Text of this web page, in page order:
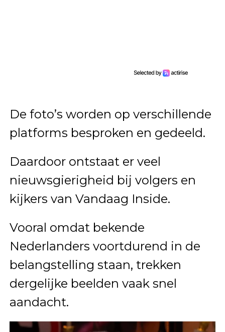
De foto’s worden op verschillende
platforms besproken en gedeeld.
Daardoor ontstaat er veel
nieuwsgierigheid bij volgers en
kijkers van Vandaag Inside.
Vooral omdat bekende
Nederlanders voortdurend in de
belangstelling staan, trekken
dergelijke beelden vaak snel
aandacht.